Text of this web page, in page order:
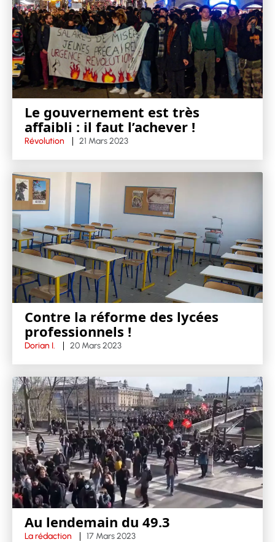
Le gouvernement est très
affaibli : il faut l’achever !
Révolution 21 Mars 2023
Contre la réforme des lycées
professionnels !
Dorian I. 20 Mars 2023
Au lendemain du 49.3
La rédaction 17 Mars 2023